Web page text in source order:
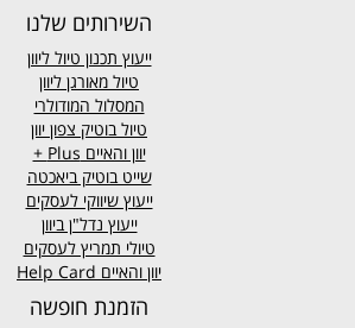
השירותים שלנו
ייעוץ תכנון טיול ליוון
טיול מאורגן ליוון
המסלול המודולרי
טיול בוטיק צפון יוון
יוון והאיים Plus +
שייט בוטיק ביאכטה
ייעוץ שיווקי לעסקים
ייעוץ נדל"ן ביוון
טיולי תמריץ לעסקים
יוון והאיים Help Card
הזמנת חופשה